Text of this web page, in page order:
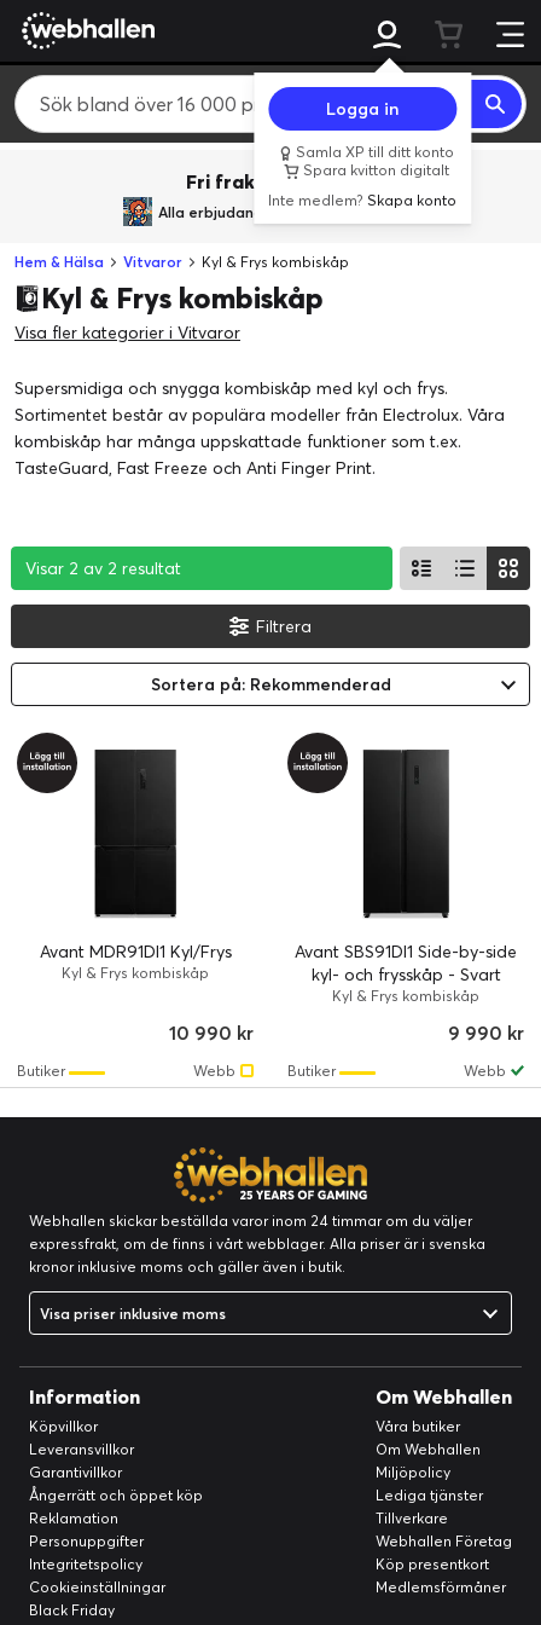
Logga in
Samla XP till ditt konto
Spara kvitton digitalt
Inte medlem?Skapa konto
Fri frakt över 800 kr.
Alla erbjudanden frånBACK TO REALITY
Hem & Hälsa Vitvaror Kyl & Frys kombiskåp
Kyl & Frys kombiskåp
Visa fler kategorier i Vitvaror
Supersmidiga och snygga kombiskåp med kyl och frys.
Sortimentet består av populära modeller från Electrolux. Våra
kombiskåp har många uppskattade funktioner som t.ex.
TasteGuard, Fast Freeze och Anti Finger Print.
Visar 2 av 2 resultat
Visar 2 av 2 resultat
Visar 2 av 2 resultat
Filtrera
Sortera på: Rekommenderad
Avant MDR91DI1 Kyl/Frys
Kyl & Frys kombiskåp
10 990 kr
Webb
Butiker
Avant SBS91DI1 Side-by-side
kyl- och frysskåp - Svart
Kyl & Frys kombiskåp
9 990 kr
Webb
Butiker
Webhallen skickar beställda varor inom 24 timmar om du väljer
expressfrakt, om de finns i vårt webblager. Alla priser är i svenska
kronor inklusive moms och gäller även i butik.
Visa priser inklusive moms
Information
Köpvillkor
Leveransvillkor
Garantivillkor
Ångerrätt och öppet köp
Reklamation
Personuppgifter
Integritetspolicy
Cookieinställningar
Black Friday
Om Webhallen
Våra butiker
Om Webhallen
Miljöpolicy
Lediga tjänster
Tillverkare
Webhallen Företag
Köp presentkort
Medlemsförmåner